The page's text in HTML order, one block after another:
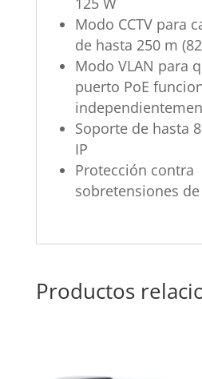
Modo CCTV para
de hasta 250 m
Modo VLAN para
puerto PoE
Soporte de hasta
IP
Protección contra
sobretensiones de
Productos